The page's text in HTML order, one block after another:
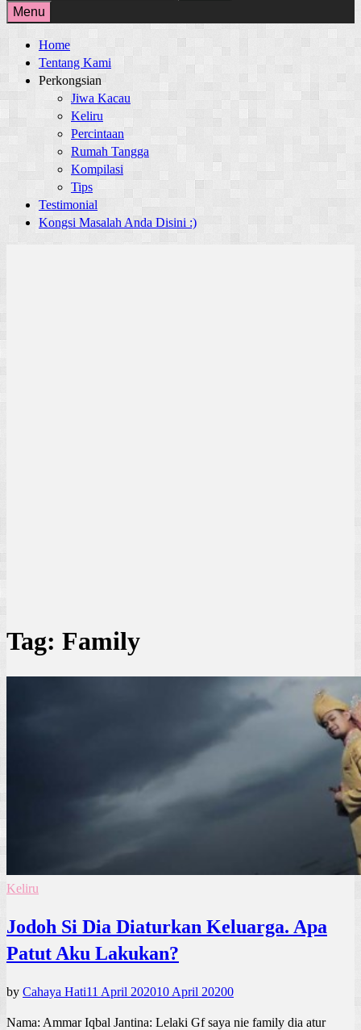
for:
Menu
Home
Tentang Kami
Perkongsian
Jiwa Kacau
Keliru
Percintaan
Rumah Tangga
Kompilasi
Tips
Testimonial
Kongsi Masalah Anda Disini :)
Tag: Family
Keliru
Jodoh Si Dia Diaturkan Keluarga. Apa
Patut Aku Lakukan?
by Cahaya Hati11 April 202010 April 20200
Nama: Ammar Iqbal Jantina: Lelaki Gf saya nie family dia atur